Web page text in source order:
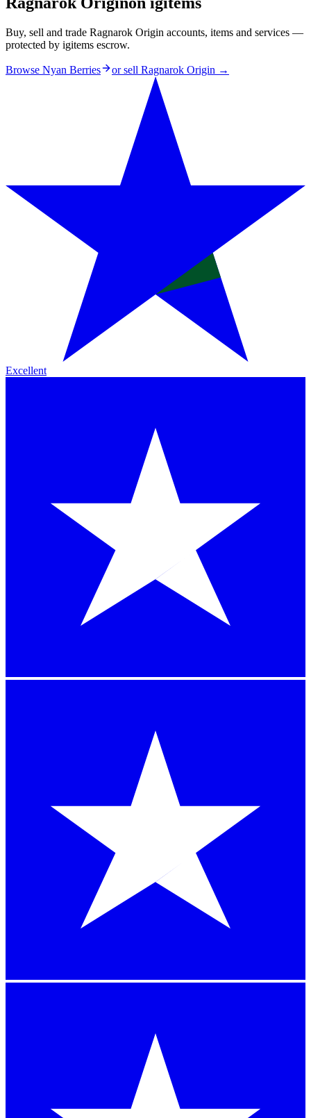
Buy, sell and trade Ragnarok Origin accounts, items and services —
protected by igitems escrow.
Browse Nyan Berries or sell Ragnarok Origin →
Excellent